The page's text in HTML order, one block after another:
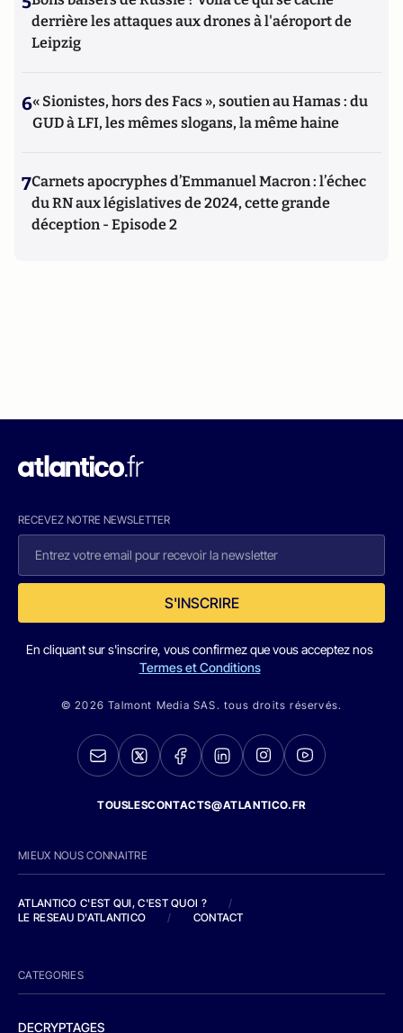
derrière les attaques aux drones à l'aéroport de
Leipzig
6« Sionistes, hors des Facs », soutien au Hamas : du
GUD à LFI, les mêmes slogans, la même haine
7Carnets apocryphes d’Emmanuel Macron : l’échec
du RN aux législatives de 2024, cette grande
déception - Episode 2
RECEVEZ NOTRE NEWSLETTER
S'INSCRIRE
En cliquant sur s'inscrire, vous confirmez que vous acceptez nos
Termes et Conditions
© 2026 Talmont Media SAS. tous droits réservés.
TOUSLESCONTACTS@ATLANTICO.FR
MIEUX NOUS CONNAITRE
ATLANTICO C'EST QUI, C'EST QUOI ?
/
LE RESEAU D'ATLANTICO
/ CONTACT
CATEGORIES
DECRYPTAGES